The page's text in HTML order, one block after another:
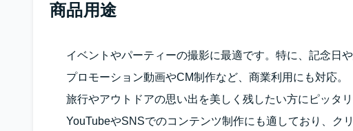
商品用途
イベントやパーティーの撮影に最適です。特に、記念日
プロモーション動画やCM制作など、商業利用にも対応。
旅行やアウトドアの思い出を美しく残したい方にピッタリ
YouTubeやSNSでのコンテンツ制作にも適しており、ク